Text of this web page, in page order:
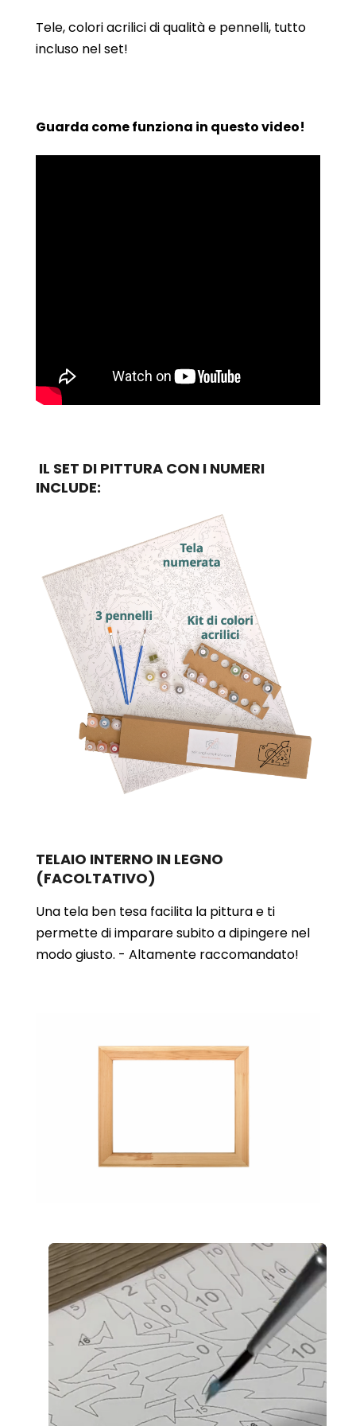
Tele, colori acrilici di qualità e pennelli, tutto
incluso nel set!
Guarda come funziona in questo video!
IL SET DI PITTURA CON I NUMERI
INCLUDE:
TELAIO INTERNO IN LEGNO
(FACOLTATIVO)
Una tela ben tesa facilita la pittura e ti
permette di imparare subito a dipingere nel
modo giusto. - Altamente raccomandato!